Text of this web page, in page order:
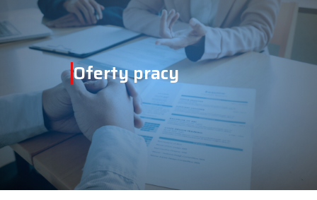
Oferty pracy